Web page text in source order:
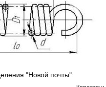
"Новой почты":